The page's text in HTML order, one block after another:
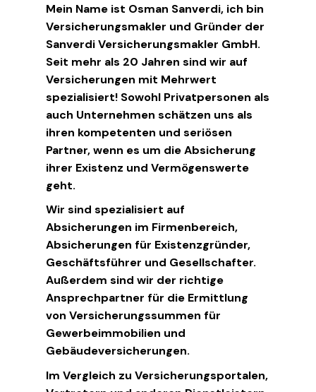
Mein Name ist Osman Sanverdi, ich bin
Versicherungsmakler und Gründer der
Sanverdi Versicherungsmakler GmbH.
Seit mehr als 20 Jahren sind wir auf
Versicherungen mit Mehrwert
spezialisiert! Sowohl Privatpersonen als
auch Unternehmen schätzen uns als
ihren kompetenten und seriösen
Partner, wenn es um die Absicherung
ihrer Existenz und Vermögenswerte
geht.
Wir sind spezialisiert auf
Absicherungen im Firmenbereich,
Absicherungen für Existenzgründer,
Geschäftsführer und Gesellschafter.
Außerdem sind wir der richtige
Ansprechpartner für die Ermittlung
von Versicherungssummen für
Gewerbeimmobilien und
Gebäudeversicherungen.
Im Vergleich zu Versicherungsportalen,